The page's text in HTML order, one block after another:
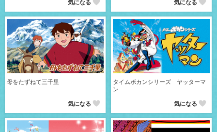
気になる 気になる
母をたずねて三千里
気になる
タイムボカンシリーズ ヤッターマ
ン
気になる